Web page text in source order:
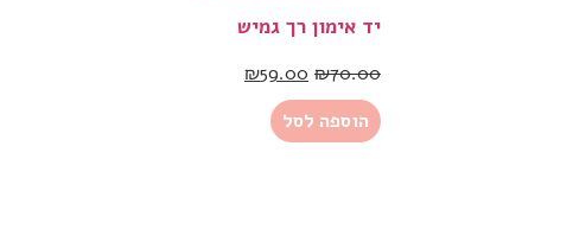
יד אימון רך גמיש
₪70.00
₪59.00
הוספה לסל